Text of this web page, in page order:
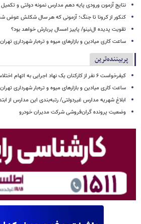
نتایج آزمون ورودی پایه دهم مدارس نمونه دولتی و
کنکور از کرونا تا جنگ؛ آزمونی که هر سال شکلش عوض
تقویت پدیده ال‌نینو/ پاییز امسال پربارش خواهد بود؟
ساعت کاری میادین و بازارهای میوه و تره‌بار شهرداری
پربیننده‌ترین
کیفرخواست ۶ نفر از کارکنان یک نهاد اجرایی به اتهام اختلاس، جعل و دریافت رشوه
ساعت کاری میادین و بازارهای میوه و تره‌بار شهرداری
ابلاغ شهریه مدارس غیردولتی/ رتبه‌بندی این مدارس از
وضعیت پرونده گران‌فروشی شرکت مدیران خودرو